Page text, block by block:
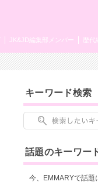
歴代
JK&JD編集部メンバー
キーワード検索
話題のキーワー
今、EMMARYで話題